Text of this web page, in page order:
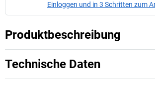
Einloggen und in 3 Schritten zum
Produktbeschreibung
Technische Daten